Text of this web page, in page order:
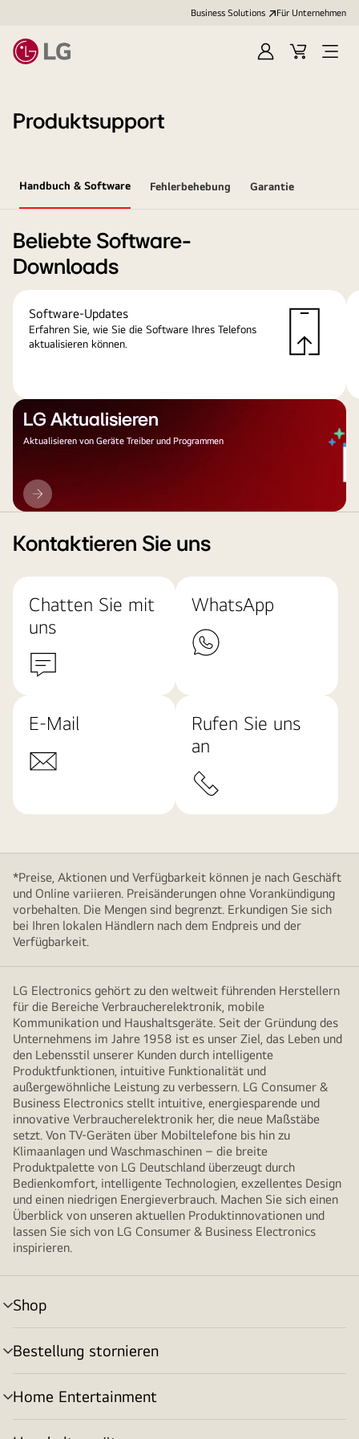
Business Solutions Für Unternehmen
Anmelden
Cart
Open
Produktsupport
Handbuch & Software Fehlerbehebung Garantie
Beliebte Software-
Downloads
Software-Updates
Erfahren Sie, wie Sie die Software Ihres Telefons
aktualisieren können.
LG Aktualisieren
Aktualisieren von Geräte Treiber und Programmen
LG
Aktualisieren
Kontaktieren Sie uns
Chatten Sie mit
uns
WhatsApp
E-Mail
Rufen Sie uns
an
*Preise, Aktionen und Verfügbarkeit können je nach Geschäft
und Online variieren. Preisänderungen ohne Vorankündigung
vorbehalten. Die Mengen sind begrenzt. Erkundigen Sie sich
bei Ihren lokalen Händlern nach dem Endpreis und der
Verfügbarkeit.
LG Electronics gehört zu den weltweit führenden Herstellern
für die Bereiche Verbraucherelektronik, mobile
Kommunikation und Haushaltsgeräte. Seit der Gründung des
Unternehmens im Jahre 1958 ist es unser Ziel, das Leben und
den Lebensstil unserer Kunden durch intelligente
Produktfunktionen, intuitive Funktionalität und
außergewöhnliche Leistung zu verbessern. LG Consumer &
Business Electronics stellt intuitive, energiesparende und
innovative Verbraucherelektronik her, die neue Maßstäbe
setzt. Von TV-Geräten über Mobiltelefone bis hin zu
Klimaanlagen und Waschmaschinen – die breite
Produktpalette von LG Deutschland überzeugt durch
Bedienkomfort, intelligente Technologien, exzellentes Design
und einen niedrigen Energieverbrauch. Machen Sie sich einen
Überblick von unseren aktuellen Produktinnovationen und
lassen Sie sich von LG Consumer & Business Electronics
inspirieren.
Shop
Menü
umschalten
Bestellung stornieren
Menü
umschalten
Home Entertainment
Menü
umschalten